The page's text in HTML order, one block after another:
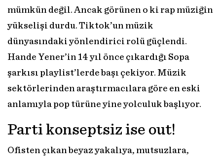
mümkün değil. Ancak görünen o ki rap müziğin
yükselişi durdu. Tiktok’un müzik
dünyasındaki yönlendirici rolü güçlendi.
Hande Yener’in 14 yıl önce çıkardığı Sopa
şarkısı playlist’lerde başı çekiyor. Müzik
sektörlerinden araştırmacılara göre en eski
anlamıyla pop türüne yine yolculuk başlıyor.
Parti konseptsiz ise out!
Ofisten çıkan beyaz yakalıya, mutsuzlara,